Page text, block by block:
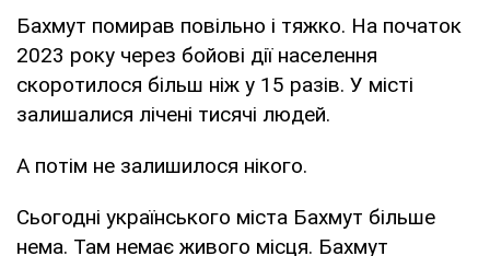
Бахмут помирав повільно і тяжко. На початок
2023 року через бойові дії населення
скоротилося більш ніж у 15 разів. У місті
залишалися лічені тисячі людей.
А потім не залишилося нікого.
Сьогодні українського міста Бахмут більше
нема. Там немає живого місця. Бахмут